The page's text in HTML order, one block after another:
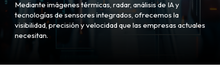
Mediante imágenes térmicas, radar, análisis de IA y
tecnologías de sensores integrados, ofrecemos la
visibilidad, precisión y velocidad que las empresas actuales
necesitan.